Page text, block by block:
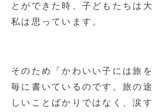
とができた時、子どもたちは
私は思っています。
そのため「かわいい子には旅
毎に書いているのです。旅の
しいことばかりではなく、涙